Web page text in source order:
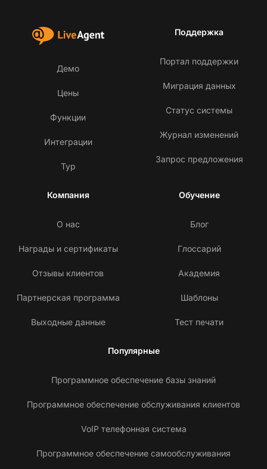
Демо
Цены
Функции
Интеграции
Тур
Поддержка
Портал поддержки
Миграция данных
Статус системы
Журнал изменений
Запрос предложения
Компания
О нас
Награды и сертификаты
Отзывы клиентов
Партнерская программа
Выходные данные
Обучение
Блог
Глоссарий
Академия
Шаблоны
Тест печати
Популярные
Программное обеспечение базы знаний
Программное обеспечение обслуживания клиентов
VoIP телефонная система
Программное обеспечение самообслуживания